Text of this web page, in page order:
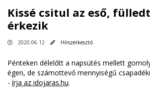
Kissé csitul az eső,
érkezik
2020.06.12 Hírszerkesztő
Pénteken délelőtt a napsütés mellett
égen, de számottevő mennyiségű
- írja az idojaras.hu.